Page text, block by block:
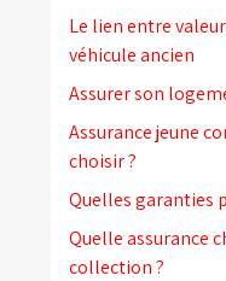
Le lien entre
véhicule ancien
Assurer son
Assurance jeune
choisir ?
Quelles garanties
Quelle assurance
collection ?